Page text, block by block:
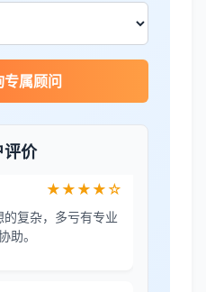
属顾问
评价
★★★★☆
复杂，多亏有专业
★★★★★
省了大量时间和成
。